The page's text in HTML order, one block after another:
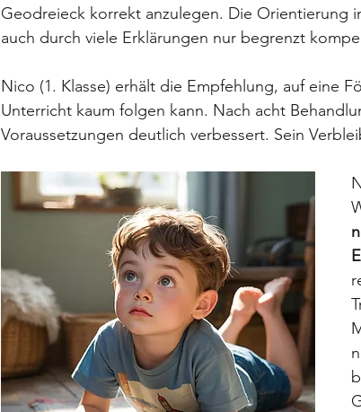
Geodreieck korrekt anzulegen. Die Orientierung
auch durch viele Erklärungen nur begrenzt
Nico (1. Klasse) erhält die Empfehlung, auf eine
Unterricht kaum folgen kann. Nach acht
Voraussetzungen deutlich verbessert. Sein